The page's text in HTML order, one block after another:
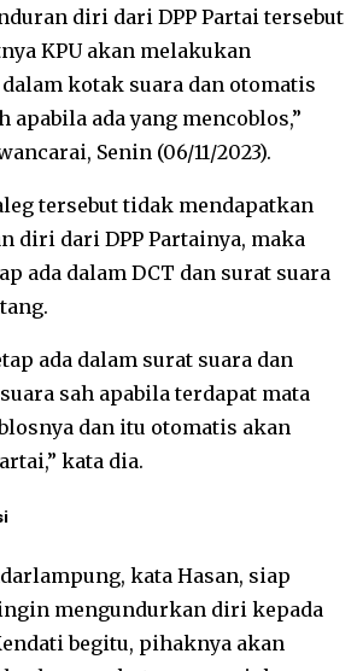
diri dari DPP Partai tersebut
KPU akan melakukan
kotak suara dan otomatis
apabila ada yang mencoblos,”
Senin (06/11/2023).
tersebut tidak mendapatkan
diri dari DPP Partainya, maka
ada dalam DCT dan surat suara
ada dalam surat suara dan
sah apabila terdapat mata
dan itu otomatis akan
kata dia.
kata Hasan, siap
mengundurkan diri kepada
begitu, pihaknya akan